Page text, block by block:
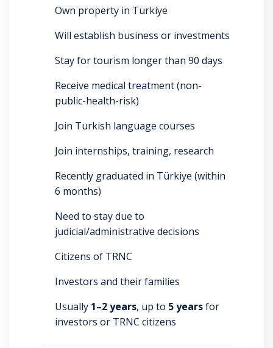
Own property in Türkiye
Will establish business or investments
Stay for tourism longer than 90 days
Receive medical treatment (non-
public-health-risk)
Join Turkish language courses
Join internships, training, research
Recently graduated in Türkiye (within
6 months)
Need to stay due to
judicial/administrative decisions
Citizens of TRNC
Investors and their families
Usually 1–2 years, up to 5 yearsfor
investors or TRNC citizens